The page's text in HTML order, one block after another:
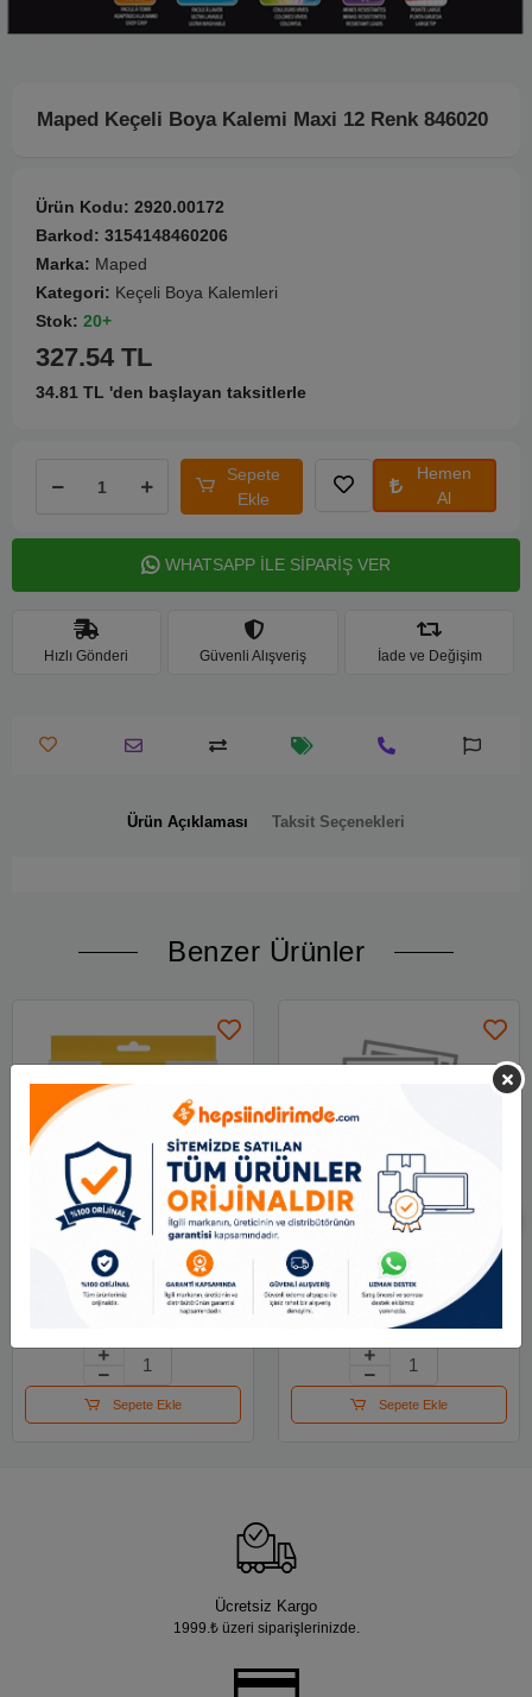
Maped Keçeli Boya Kalemi Maxi 12 Renk 846020
Ürün Kodu: 2920.00172
Barkod: 3154148460206
Marka: Maped
Kategori: Keçeli Boya Kalemleri
Stok: 20+
327.54 TL
34.81 TL 'den başlayan taksitlerle
Sepete
Ekle
Hemen
Al
WHATSAPP İLE SİPARİŞ VER
Hızlı Gönderi Güvenli Alışveriş İade ve Değişim
Ürün Açıklaması Taksit Seçenekleri
Benzer Ürünler
Adel Keçeli Kalem
Jumbo 2220 000001
Sepete Ekle
Lyra Aqua Brush Duo
Askılı Paket 36lı
L6521360
5,571.22 TL
Sepete Ekle
Ücretsiz Kargo
1999.₺ üzeri siparişlerinizde.